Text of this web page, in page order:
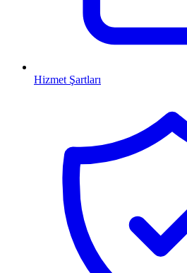
Hizmet Şartları